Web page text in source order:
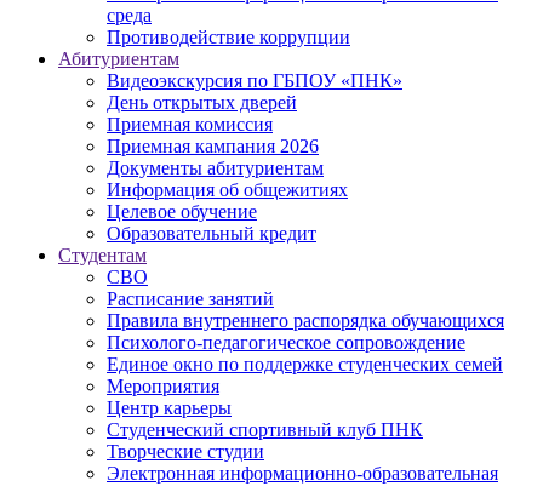
среда
Противодействие коррупции
Абитуриентам
Видеоэкскурсия по ГБПОУ «ПНК»
День открытых дверей
Приемная комиссия
Приемная кампания 2026
Дoкументы абитуриентам
Информация об общежитиях
Целевое обучение
Образовательный кредит
Студентам
СВО
Расписание занятий
Правила внутреннего распорядка обучающихся
Психолого-педагогическое сопровождение
Единое окно по поддержке студенческих семей
Мероприятия
Центр карьеры
Студенческий спортивный клуб ПНК
Творческие студии
Электронная информационно-образовательная